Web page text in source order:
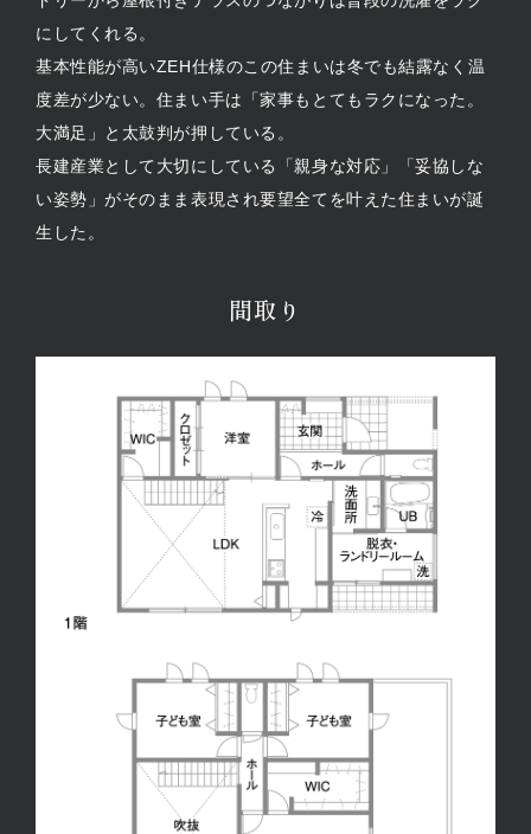
にしてくれる。
基本性能が高いZEH仕様のこの住まいは冬でも結露なく温
度差が少ない。住まい手は「家事もとてもラクになった。
大満足」と太鼓判が押している。
長建産業として大切にしている「親身な対応」「妥協しな
い姿勢」がそのまま表現され要望全てを叶えた住まいが誕
生した。
間取り